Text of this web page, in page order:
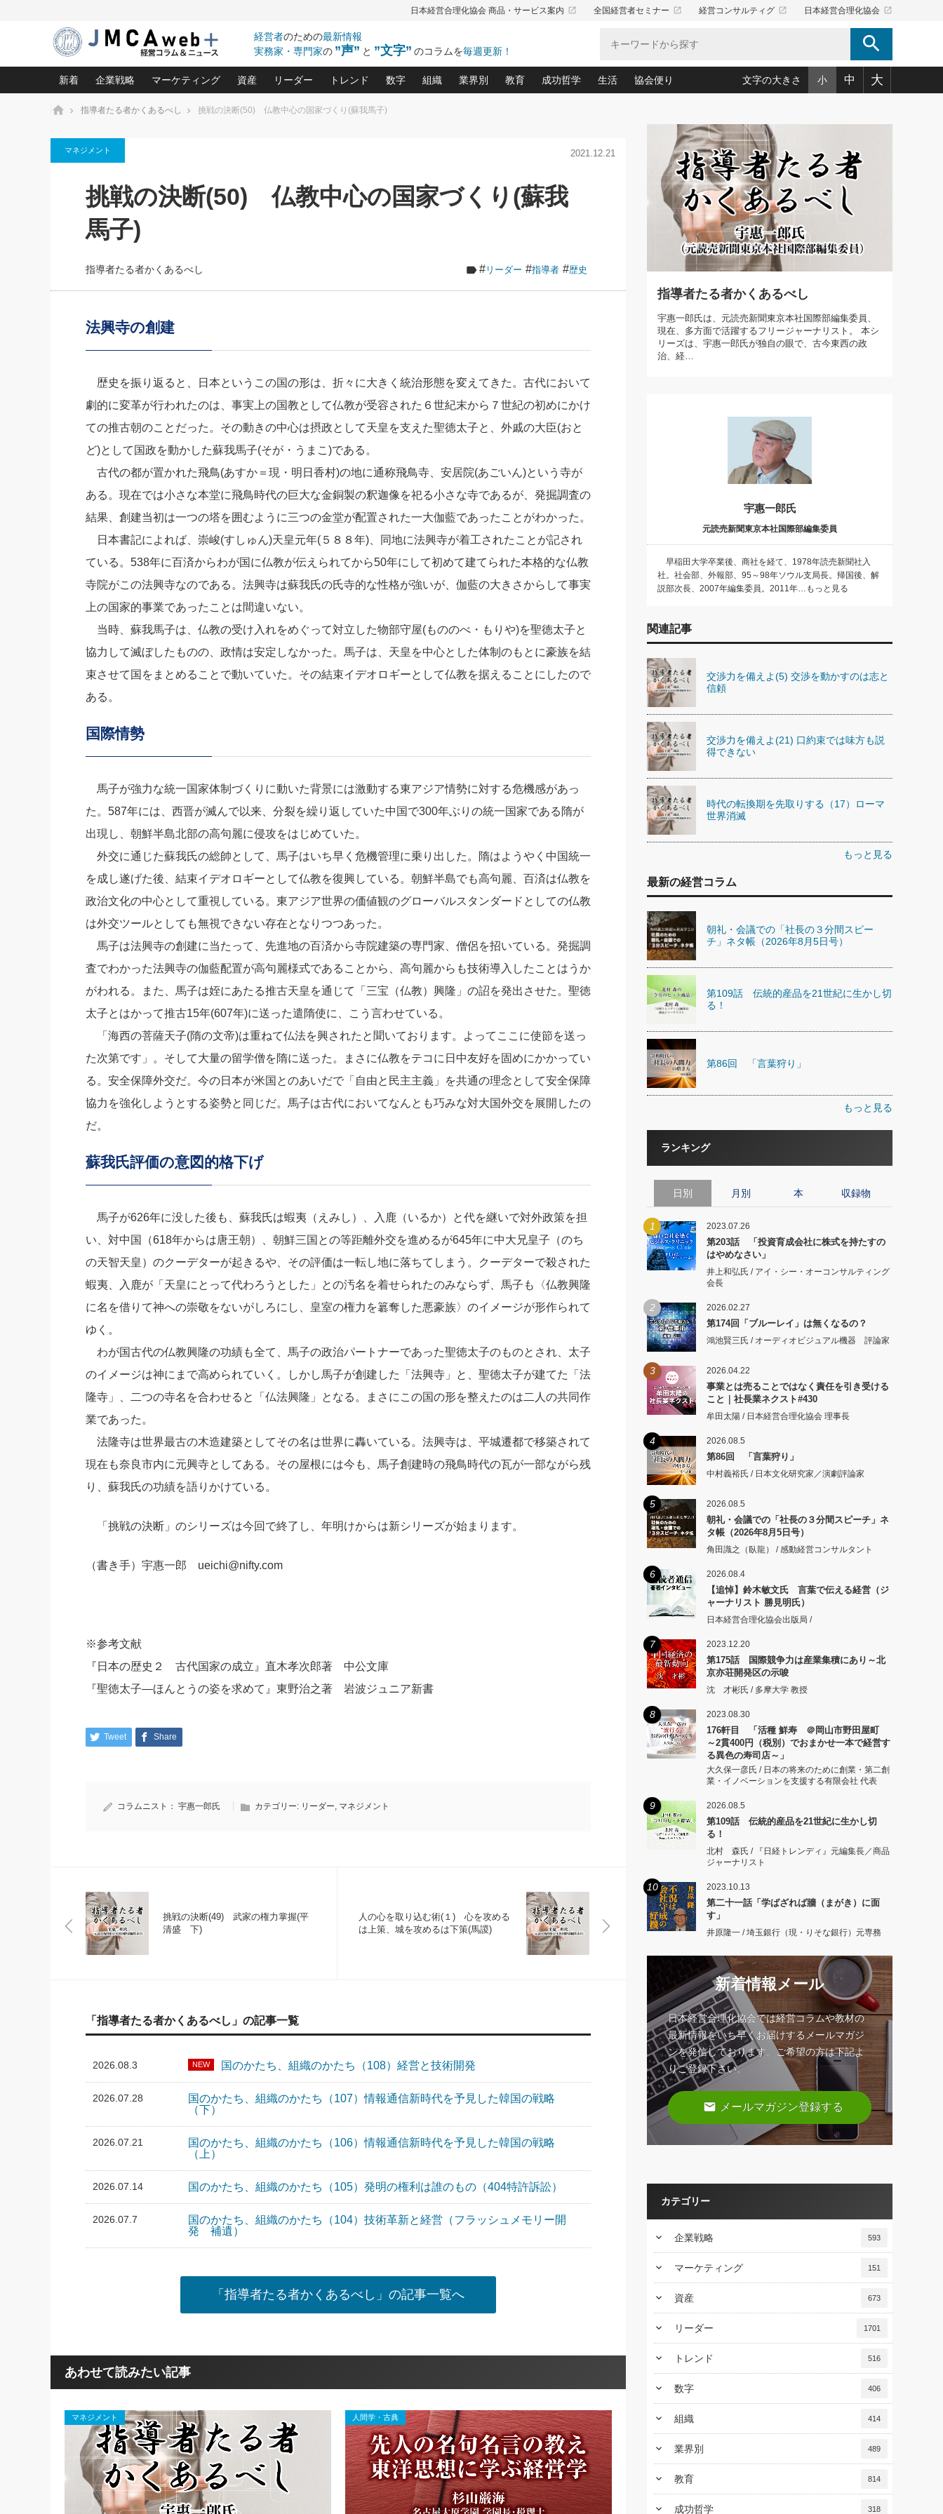
日本経営合理化協会 商品・サービス案内 launch 全国経営者セミナー launch 経営コンサルティグ launch 日本経営合理化協会 launch
経営者のための最新情報
実務家・専門家の ”声” と ”文字” のコラムを毎週更新！ search
新着
朝礼・会議での「社長の３分間
スピーチ」ネタ帳（2026年8月5
日号）
2026.08.5 2026.08.5 2026.08.5 2026.08.4
【追悼】鈴木敏文氏 言葉で伝
える経営（ジャーナリスト 勝
もっとみる
企業戦略
中小企業の「１位づくり」戦略(96)
利益を最大化する「業務改善」横田尚哉氏(5)
強い会社を築く ビジネス・クリニック(240)
日本レーザー「人を大切にしながら利益を上げる経営」の極意
(3)
武器としてのM&A入門(3)
社長のための“儲かる通販”戦略視点(151)
継続経営 百話百行(85)
マーケティング
ロングセラーの玉手箱(9)
酒井光雄 成功事例に学ぶ繁栄企業のブランド戦略(39)
資産
中国経済の最新動向(204)
事業承継の前に、決めておきたい、知っておきたい、やってお
リーダー
ピョートル・F・グジバチの『経営戦略の新常識』(12)
次もあなたにお願いしたいと思われる「一流の仕事術」(28)
トレンド
北村森の「今月のヒット商品」(109)
数字
会社を守り抜くための緊急対策(100)
強い決算書の会社はココが違う！(36)
決算書の“見える化”術(12)
組織
職場の生産性を下げるハラスメントの予防策(10)
賃金決定の定石(68)
顧客・社員・社会から支持される「ウェルビーイング経営入
業界別
大久保一彦の“流行る”お店の仕組みづくり(210)
柿内幸夫─社長のための現場改善(174)
教育
あなただからお願いしたいと思われる 気配りの達人(127)
クレーム対応 実践マニュアル(92)
クレーム対応の新知識と新常識(57)
デキル社員に育てる！ 社員教育の決め手(203)
業績アップにつながる！ワンランク上の手紙・メール術(100)
成功哲学
中国哲学に学ぶ 不況は会社守成の好機(38)
令和時代の「社長の人間力の磨き方」(86)
先人の名句名言の教え 東洋思想に学ぶ経営学(132)
渡部昇一の「日本の指導者たち」(32)
生活
おのころ心平の ──社長のための「か・ら・だマネジメント」
(50)
デジタルＡＶを味方に！新・仕事術(180)
リーダー脳の鍛え方(32)
ワインを楽しむ基礎レッスン(12)
必読！社長が読むべき今月の4冊(88)
眼と耳で楽しむ読書術(162)
社長の「氣」(30)
米国スポーツ・ビジネスに学ぶ心理学(98)
高橋一喜の『これぞ！"本物の温泉"』(157)
協会便り
「愛読者通信」著者インタビュー(44)
ビジネス見聞録 経営ニュース(100)
作間信司の経営無形庵(けいえいむぎょうあん)(166)
経営セミナー情報局(1)
繁栄への着眼点 牟田太陽(76)
講話を聞いて学ぼう 実学・耳学・磨く「ミミガク」のすすめ
文字の大きさ 小 中 大
ホーム 指導者たる者かくあるべし 挑戦の決断(50) 仏教中心の国家づくり(蘇我馬子)
マネジメント 2021.12.21
挑戦の決断(50) 仏教中心の国家づくり(蘇我
馬子)
指導者たる者かくあるべし # リーダー #指導者 #歴史
法興寺の創建
歴史を振り返ると、日本というこの国の形は、折々に大きく統治形態を変えてきた。古代において
劇的に変革が行われたのは、事実上の国教として仏教が受容された６世紀末から７世紀の初めにかけ
ての推古朝のことだった。その動きの中心は摂政として天皇を支えた聖徳太子と、外戚の大臣(おと
ど)として国政を動かした蘇我馬子(そが・うまこ)である。
古代の都が置かれた飛鳥(あすか＝現・明日香村)の地に通称飛鳥寺、安居院(あごいん)という寺が
ある。現在では小さな本堂に飛鳥時代の巨大な金銅製の釈迦像を祀る小さな寺であるが、発掘調査の
結果、創建当初は一つの塔を囲むように三つの金堂が配置された一大伽藍であったことがわかった。
日本書記によれば、崇峻(すしゅん)天皇元年(５８８年)、同地に法興寺が着工されたことが記され
ている。538年に百済からわが国に仏教が伝えられてから50年にして初めて建てられた本格的な仏教
寺院がこの法興寺なのである。法興寺は蘇我氏の氏寺的な性格が強いが、伽藍の大きさからして事実
上の国家的事業であったことは間違いない。
当時、蘇我馬子は、仏教の受け入れをめぐって対立した物部守屋(もののべ・もりや)を聖徳太子と
協力して滅ぼしたものの、政情は安定しなかった。馬子は、天皇を中心とした体制のもとに豪族を結
束させて国をまとめることで動いていた。その結束イデオロギーとして仏教を据えることにしたので
ある。
国際情勢
馬子が強力な統一国家体制づくりに動いた背景には激動する東アジア情勢に対する危機感があっ
た。587年には、西晋が滅んで以来、分裂を繰り返していた中国で300年ぶりの統一国家である隋が
出現し、朝鮮半島北部の高句麗に侵攻をはじめていた。
外交に通じた蘇我氏の総帥として、馬子はいち早く危機管理に乗り出した。隋はようやく中国統一
を成し遂げた後、結束イデオロギーとして仏教を復興している。朝鮮半島でも高句麗、百済は仏教を
政治文化の中心として重視している。東アジア世界の価値観のグローバルスタンダードとしての仏教
は外交ツールとしても無視できない存在となりつつあった。
馬子は法興寺の創建に当たって、先進地の百済から寺院建築の専門家、僧侶を招いている。発掘調
査でわかった法興寺の伽藍配置が高句麗様式であることから、高句麗からも技術導入したことはうか
がわれる。また、馬子は姪にあたる推古天皇を通じて「三宝（仏教）興隆」の詔を発出させた。聖徳
太子とはかって推古15年(607年)に送った遣隋使に、こう言わせている。
「海西の菩薩天子(隋の文帝)は重ねて仏法を興されたと聞いております。よってここに使節を送っ
た次第です」。そして大量の留学僧を隋に送った。まさに仏教をテコに日中友好を固めにかかってい
る。安全保障外交だ。今の日本が米国とのあいだで「自由と民主主義」を共通の理念として安全保障
協力を強化しようとする姿勢と同じだ。馬子は古代においてなんとも巧みな対大国外交を展開したの
だ。
蘇我氏評価の意図的格下げ
馬子が626年に没した後も、蘇我氏は蝦夷（えみし）、入鹿（いるか）と代を継いで対外政策を担
い、対中国（618年からは唐王朝）、朝鮮三国との等距離外交を進めるが645年に中大兄皇子（のち
の天智天皇）のクーデターが起きるや、その評価は一転し地に落ちてしまう。クーデターで殺された
蝦夷、入鹿が「天皇にとって代わろうとした」との汚名を着せられたのみならず、馬子も〈仏教興隆
に名を借りて神への崇敬をないがしろにし、皇室の権力を簒奪した悪豪族〉のイメージが形作られて
ゆく。
わが国古代の仏教興隆の功績も全て、馬子の政治パートナーであった聖徳太子のものとされ、太子
のイメージは神にまで高められていく。しかし馬子が創建した「法興寺」と、聖徳太子が建てた「法
隆寺」、二つの寺名を合わせると「仏法興隆」となる。まさにこの国の形を整えたのは二人の共同作
業であった。
法隆寺は世界最古の木造建築としてその名は世界に轟いている。法興寺は、平城遷都で移築されて
現在も奈良市内に元興寺としてある。その屋根には今も、馬子創建時の飛鳥時代の瓦が一部ながら残
り、蘇我氏の功績を語りかけている。
「挑戦の決断」のシリーズは今回で終了し、年明けからは新シリーズが始まります。
（書き手）宇惠一郎 ueichi@nifty.com
※参考文献
『日本の歴史２ 古代国家の成立』直木孝次郎著 中公文庫
『聖徳太子―ほんとうの姿を求めて』東野治之著 岩波ジュニア新書
Tweet Share
コラムニスト： 宇惠一郎氏 カテゴリー: リーダー, マネジメント
挑戦の決断(49) 武家の権力掌握(平
清盛 下)
人の心を取り込む術(１) 心を攻める
は上策、城を攻めるは下策(馬謖)
「指導者たる者かくあるべし」の記事一覧
2026.08.3 NEW 国のかたち、組織のかたち（108）経営と技術開発
2026.07.28
国のかたち、組織のかたち（107）情報通信新時代を予見した韓国の戦略
（下）
2026.07.21
国のかたち、組織のかたち（106）情報通信新時代を予見した韓国の戦略
（上）
2026.07.14 国のかたち、組織のかたち（105）発明の権利は誰のもの（404特許訴訟）
2026.07.7
国のかたち、組織のかたち（104）技術革新と経営（フラッシュメモリー開
発 補遺）
「指導者たる者かくあるべし」の記事一覧へ
あわせて読みたい記事
マネジメント 人間学・古典
指導者たる者かくあるべし
宇惠一郎氏は、元読売新聞東京本社国際部編集委員、
現在、多方面で活躍するフリージャーナリスト。 本シ
リーズは、宇惠一郎氏が独自の眼で、古今東西の政
治、経…
宇惠一郎氏
元読売新聞東京本社国際部編集委員
早稲田大学卒業後、商社を経て、1978年読売新聞社入
社。社会部、外報部、95～98年ソウル支局長。帰国後、解
説部次長、2007年編集委員。2011年…もっと見る
関連記事
交渉力を備えよ(5) 交渉を動かすのは志と
信頼
交渉力を備えよ(21) 口約束では味方も説
得できない
時代の転換期を先取りする（17）ローマ
世界消滅
もっと見る
最新の経営コラム
朝礼・会議での「社長の３分間スピー
チ」ネタ帳（2026年8月5日号）
第109話 伝統的産品を21世紀に生かし切
る！
第86回 「言葉狩り」
もっと見る
ランキング
日別 月別 本 収録物
1 2023.07.26
第203話 「投資育成会社に株式を持たすの
はやめなさい」
井上和弘氏 / アイ・シー・オーコンサルティング
会長
2 2026.02.27
第174回「ブルーレイ」は無くなるの？
鴻池賢三氏 / オーディオビジュアル機器 評論家
3 2026.04.22
事業とは売ることではなく責任を引き受ける
こと｜社長業ネクスト#430
牟田太陽 / 日本経営合理化協会 理事長
4 2026.08.5
第86回 「言葉狩り」
中村義裕氏 / 日本文化研究家／演劇評論家
5 2026.08.5
朝礼・会議での「社長の３分間スピーチ」ネ
タ帳（2026年8月5日号）
角田識之（臥龍） / 感動経営コンサルタント
6 2026.08.4
【追悼】鈴木敏文氏 言葉で伝える経営（ジ
ャーナリスト 勝見明氏）
日本経営合理化協会出版局 /
7 2023.12.20
第175話 国際競争力は産業集積にあり～北
京亦荘開発区の示唆
沈 才彬氏 / 多摩大学 教授
8 2023.08.30
176軒目 「活種 鮮寿 ＠岡山市野田屋町
～2貫400円（税別）でおまかせ一本で経営す
る異色の寿司店～」
大久保一彦氏 / 日本の将来のために創業・第二創
業・イノベーションを支援する有限会社 代表
9 2026.08.5
第109話 伝統的産品を21世紀に生かし切
る！
北村 森氏 / 『日経トレンディ』元編集長／商品
ジャーナリスト
10 2023.10.13
第二十一話「学ばざれば牆（まがき）に面
す」
井原隆一 / 埼玉銀行（現・りそな銀行）元専務
新着情報メール
日本経営合理化協会では経営コラムや教材の
最新情報をいち早くお届けするメールマガジ
ンを発信しております。ご希望の方は下記よ
りご登録下さい。
email メールマガジン登録する
カテゴリー
keyboard_arrow_down 企業戦略 593
keyboard_arrow_down マーケティング 151
keyboard_arrow_down 資産 673
keyboard_arrow_down リーダー 1701
keyboard_arrow_down トレンド 516
keyboard_arrow_down 数字 406
keyboard_arrow_down 組織 414
keyboard_arrow_down 業界別 489
keyboard_arrow_down 教育 814
keyboard_arrow_down 成功哲学 318